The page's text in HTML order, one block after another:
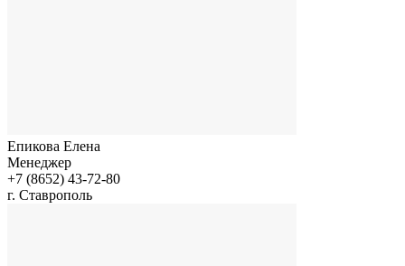
Епикова Елена
Менеджер
+7 (8652) 43-72-80
г. Ставрополь